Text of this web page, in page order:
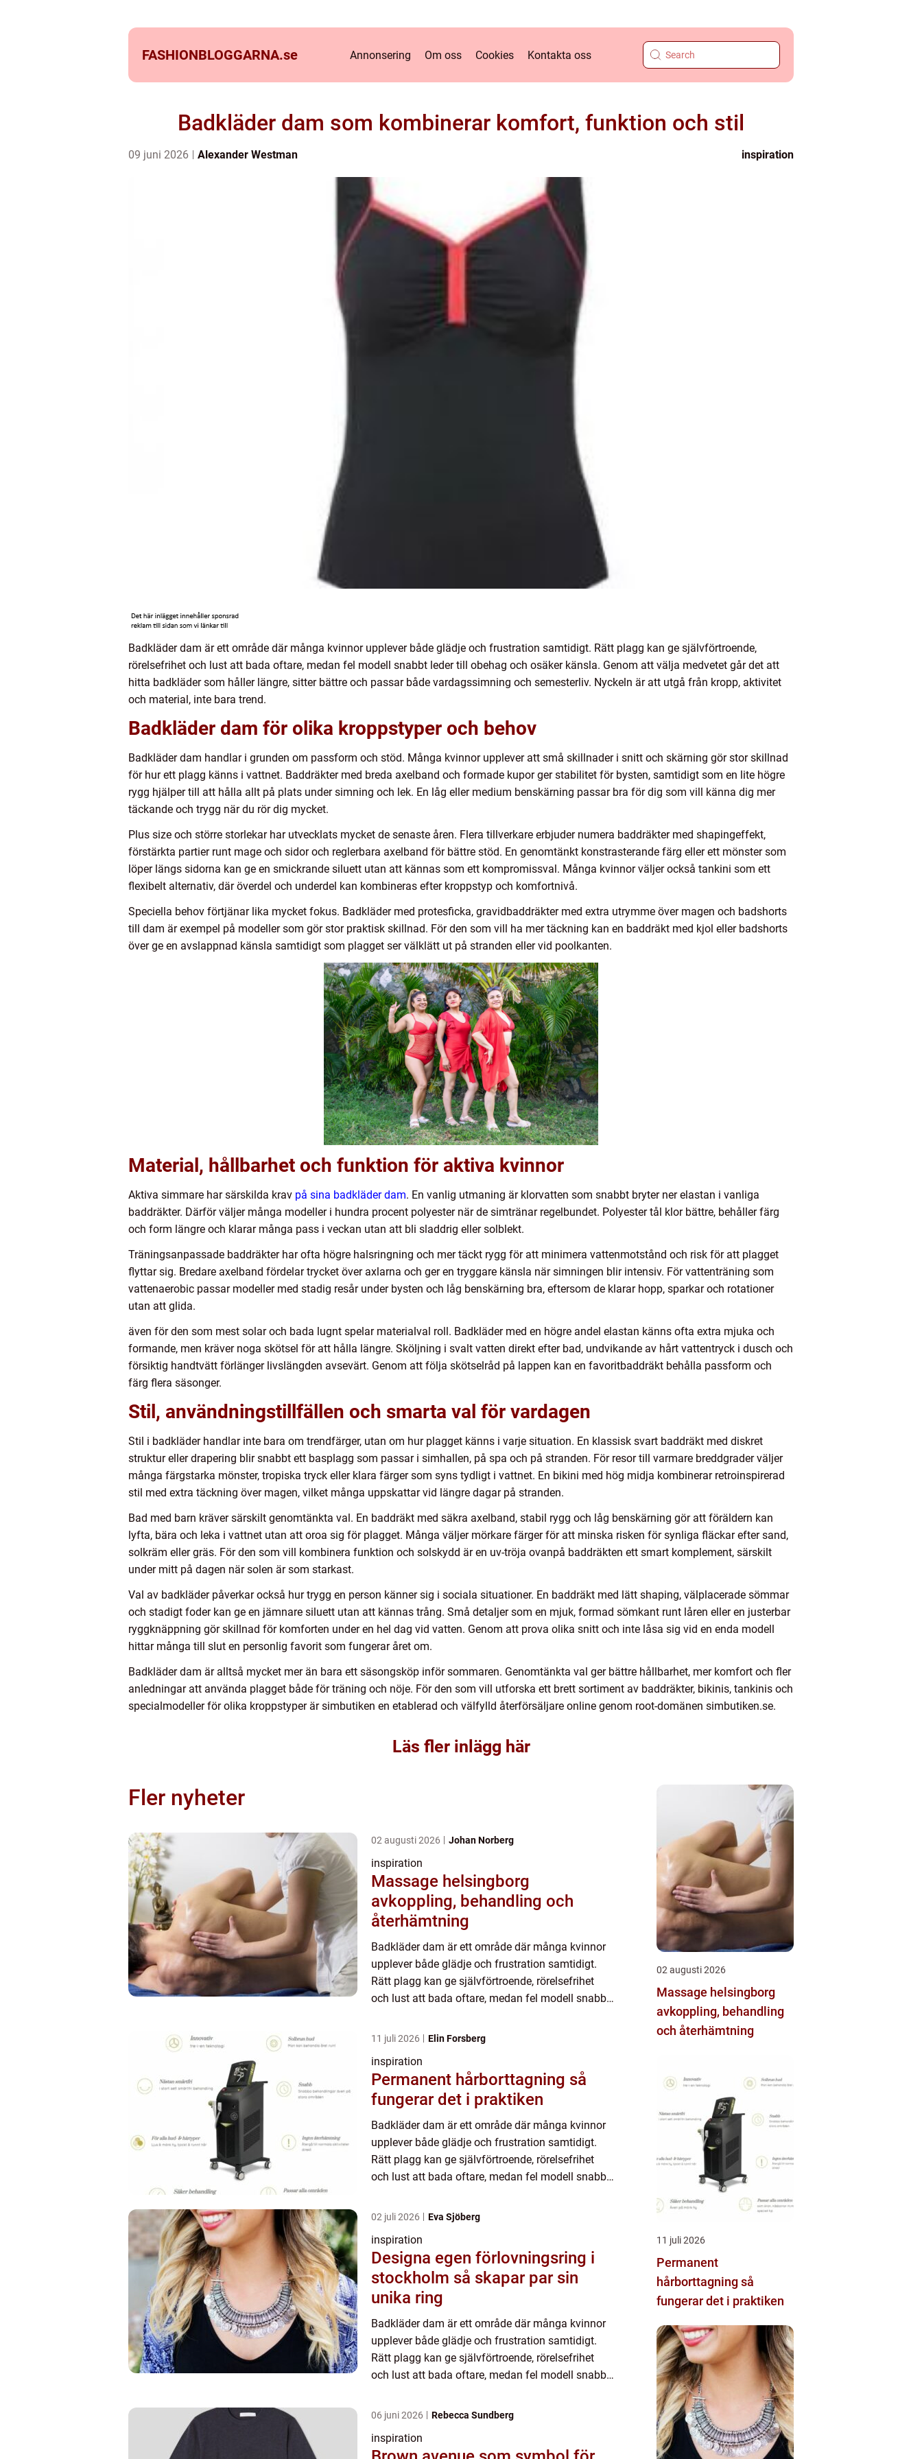
FASHIONBLOGGARNA.se Annonsering Om oss Cookies Kontakta oss
Badkläder dam som kombinerar komfort, funktion och stil
09 juni 2026 Alexander Westman inspiration
Badkläder dam är ett område där många kvinnor upplever både glädje och frustration samtidigt. Rätt plagg kan ge självförtroende,
rörelsefrihet och lust att bada oftare, medan fel modell snabbt leder till obehag och osäker känsla. Genom att välja medvetet går det att
hitta badkläder som håller längre, sitter bättre och passar både vardagssimning och semesterliv. Nyckeln är att utgå från kropp, aktivitet
och material, inte bara trend.
Badkläder dam för olika kroppstyper och behov
Badkläder dam handlar i grunden om passform och stöd. Många kvinnor upplever att små skillnader i snitt och skärning gör stor skillnad
för hur ett plagg känns i vattnet. Baddräkter med breda axelband och formade kupor ger stabilitet för bysten, samtidigt som en lite högre
rygg hjälper till att hålla allt på plats under simning och lek. En låg eller medium benskärning passar bra för dig som vill känna dig mer
täckande och trygg när du rör dig mycket.
Plus size och större storlekar har utvecklats mycket de senaste åren. Flera tillverkare erbjuder numera baddräkter med shapingeffekt,
förstärkta partier runt mage och sidor och reglerbara axelband för bättre stöd. En genomtänkt konstrasterande färg eller ett mönster som
löper längs sidorna kan ge en smickrande siluett utan att kännas som ett kompromissval. Många kvinnor väljer också tankini som ett
flexibelt alternativ, där överdel och underdel kan kombineras efter kroppstyp och komfortnivå.
Speciella behov förtjänar lika mycket fokus. Badkläder med protesficka, gravidbaddräkter med extra utrymme över magen och badshorts
till dam är exempel på modeller som gör stor praktisk skillnad. För den som vill ha mer täckning kan en baddräkt med kjol eller badshorts
över ge en avslappnad känsla samtidigt som plagget ser välklätt ut på stranden eller vid poolkanten.
Material, hållbarhet och funktion för aktiva kvinnor
Aktiva simmare har särskilda krav på sina badkläder dam. En vanlig utmaning är klorvatten som snabbt bryter ner elastan i vanliga
baddräkter. Därför väljer många modeller i hundra procent polyester när de simtränar regelbundet. Polyester tål klor bättre, behåller färg
och form längre och klarar många pass i veckan utan att bli sladdrig eller solblekt.
Träningsanpassade baddräkter har ofta högre halsringning och mer täckt rygg för att minimera vattenmotstånd och risk för att plagget
flyttar sig. Bredare axelband fördelar trycket över axlarna och ger en tryggare känsla när simningen blir intensiv. För vattenträning som
vattenaerobic passar modeller med stadig resår under bysten och låg benskärning bra, eftersom de klarar hopp, sparkar och rotationer
utan att glida.
även för den som mest solar och bada lugnt spelar materialval roll. Badkläder med en högre andel elastan känns ofta extra mjuka och
formande, men kräver noga skötsel för att hålla längre. Sköljning i svalt vatten direkt efter bad, undvikande av hårt vattentryck i dusch och
försiktig handtvätt förlänger livslängden avsevärt. Genom att följa skötselråd på lappen kan en favoritbaddräkt behålla passform och
färg flera säsonger.
Stil, användningstillfällen och smarta val för vardagen
Stil i badkläder handlar inte bara om trendfärger, utan om hur plagget känns i varje situation. En klassisk svart baddräkt med diskret
struktur eller drapering blir snabbt ett basplagg som passar i simhallen, på spa och på stranden. För resor till varmare breddgrader väljer
många färgstarka mönster, tropiska tryck eller klara färger som syns tydligt i vattnet. En bikini med hög midja kombinerar retroinspirerad
stil med extra täckning över magen, vilket många uppskattar vid längre dagar på stranden.
Bad med barn kräver särskilt genomtänkta val. En baddräkt med säkra axelband, stabil rygg och låg benskärning gör att föräldern kan
lyfta, bära och leka i vattnet utan att oroa sig för plagget. Många väljer mörkare färger för att minska risken för synliga fläckar efter sand,
solkräm eller gräs. För den som vill kombinera funktion och solskydd är en uv-tröja ovanpå baddräkten ett smart komplement, särskilt
under mitt på dagen när solen är som starkast.
Val av badkläder påverkar också hur trygg en person känner sig i sociala situationer. En baddräkt med lätt shaping, välplacerade sömmar
och stadigt foder kan ge en jämnare siluett utan att kännas trång. Små detaljer som en mjuk, formad sömkant runt låren eller en justerbar
ryggknäppning gör skillnad för komforten under en hel dag vid vatten. Genom att prova olika snitt och inte låsa sig vid en enda modell
hittar många till slut en personlig favorit som fungerar året om.
Badkläder dam är alltså mycket mer än bara ett säsongsköp inför sommaren. Genomtänkta val ger bättre hållbarhet, mer komfort och fler
anledningar att använda plagget både för träning och nöje. För den som vill utforska ett brett sortiment av baddräkter, bikinis, tankinis och
specialmodeller för olika kroppstyper är simbutiken en etablerad och välfylld återförsäljare online genom root-domänen simbutiken.se.
Läs fler inlägg här
Fler nyheter
02 augusti 2026 Johan Norberg
inspiration
Massage helsingborg
avkoppling, behandling och
återhämtning
Badkläder dam är ett område där många kvinnor
upplever både glädje och frustration samtidigt.
Rätt plagg kan ge självförtroende, rörelsefrihet
och lust att bada oftare, medan fel modell snabbt
välja medv...
11 juli 2026 Elin Forsberg
inspiration
Permanent hårborttagning så
fungerar det i praktiken
Badkläder dam är ett område där många kvinnor
upplever både glädje och frustration samtidigt.
Rätt plagg kan ge självförtroende, rörelsefrihet
och lust att bada oftare, medan fel modell snabbt
välja medv...
02 juli 2026 Eva Sjöberg
inspiration
Designa egen förlovningsring i
stockholm så skapar par sin
unika ring
Badkläder dam är ett område där många kvinnor
upplever både glädje och frustration samtidigt.
Rätt plagg kan ge självförtroende, rörelsefrihet
och lust att bada oftare, medan fel modell snabbt
välja medv...
06 juni 2026 Rebecca Sundberg
inspiration
02 augusti 2026
Massage helsingborg
avkoppling, behandling
och återhämtning
11 juli 2026
Permanent
hårborttagning så
fungerar det i praktiken